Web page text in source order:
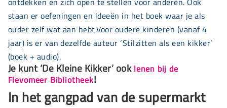
staan er oefeningen en ideeën in het boek waar je als
ouder zelf wat aan hebt.Voor oudere kinderen (vanaf 4
jaar) is er van dezelfde auteur ‘Stilzitten als een kikker’
(boek + audio).
Je kunt ‘De Kleine Kikker’ ook lenen bij de
Flevomeer Bibliotheek!
In het gangpad van de supermarkt